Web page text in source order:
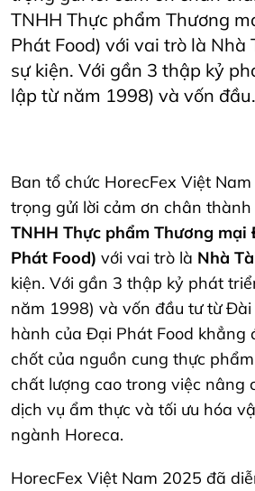
TNHH Thực phẩm Thương
Phát Food) với vai trò là Nhà
sự kiện. Với gần 3 thập kỷ
lập từ năm 1998) và vốn
Ban tổ chức HorecFex Việt
trọng gửi lời cảm ơn chân thành
TNHH Thực phẩm Thương
Phát Food) với vai trò là Nhà
kiện. Với gần 3 thập kỷ phát
năm 1998) và vốn đầu tư từ Đài
hành của Đại Phát Food khẳng
chốt của nguồn cung thực
chất lượng cao trong việc nâng
dịch vụ ẩm thực và tối ưu hóa
ngành Horeca.
HorecFex Việt Nam 2025 đã